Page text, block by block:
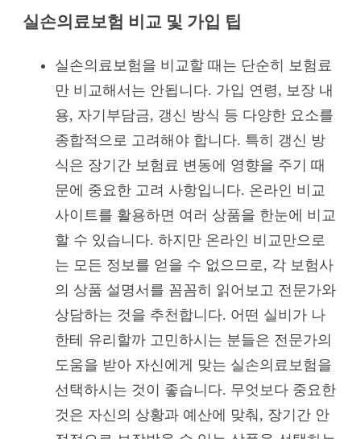
실손의료보험 비교 및 가입 팁
실손의료보험을 비교할 때는 단순히 보험료
만 비교해서는 안됩니다. 가입 연령, 보장 내
용, 자기부담금, 갱신 방식 등 다양한 요소를
종합적으로 고려해야 합니다. 특히 갱신 방
식은 장기간 보험료 변동에 영향을 주기 때
문에 중요한 고려 사항입니다. 온라인 비교
사이트를 활용하면 여러 상품을 한눈에 비교
할 수 있습니다. 하지만 온라인 비교만으로
는 모든 정보를 얻을 수 없으므로, 각 보험사
의 상품 설명서를 꼼꼼히 읽어보고 전문가와
상담하는 것을 추천합니다. 어떤 실비가 나
한테 유리할까 고민하시는 분들은 전문가의
도움을 받아 자신에게 맞는 실손의료보험을
선택하시는 것이 좋습니다. 무엇보다 중요한
것은 자신의 상황과 예산에 맞춰, 장기간 안